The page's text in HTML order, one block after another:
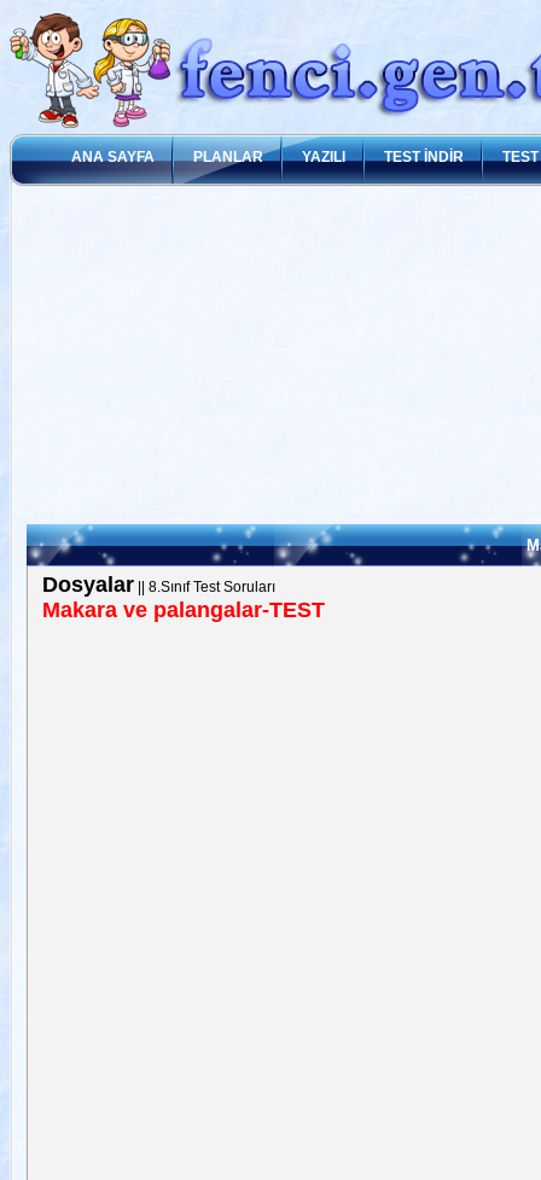
ANA SAYFA PLANLAR YAZILI TEST İNDİR
Dosyalar|| 8.Sınıf Test Soruları
Makara ve palangalar-TEST